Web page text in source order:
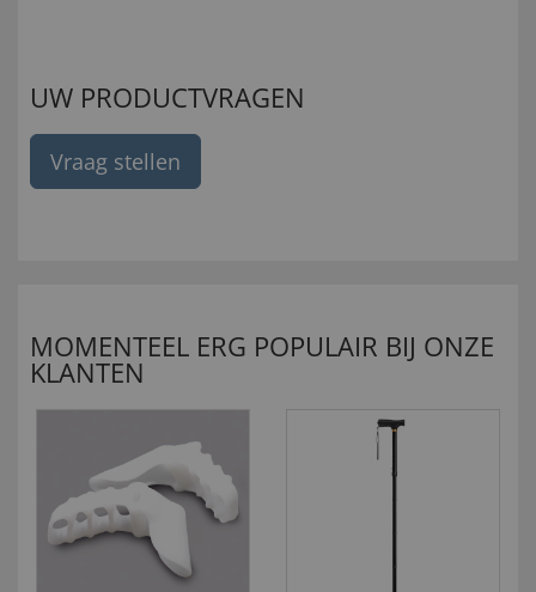
UW PRODUCTVRAGEN
Vraag stellen
MOMENTEEL ERG POPULAIR BIJ ONZE
KLANTEN